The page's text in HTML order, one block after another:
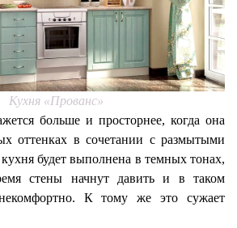
Кухня «Прованс»
больше и просторнее, когда она
оттенках в сочетании с размытыми
будет выполнена в темных тонах,
стены начнут давить и в таком
К тому же это сужает